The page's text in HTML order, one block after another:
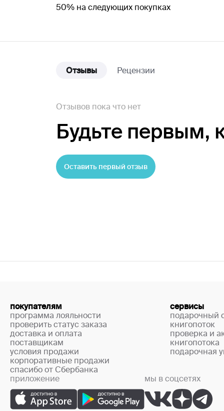
50% на следующих покупках
Отзывы Рецензии
Отзывов пока что нет
Будьте первым,
Оставить первый отзыв
покупателям
программа лояльности
проверить статус заказа
доставка и оплата
поставщикам
условия продажи
корпоративные продажи
спасибо от Сбербанка
сервисы
подарочный
книгопоток
проверка и
книгопотока
подарочная
приложение мы в соцсетях